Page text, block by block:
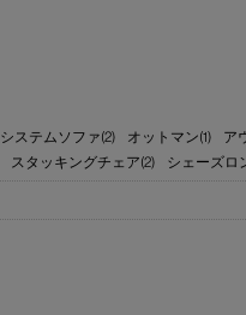
システムソファ(2) オットマン(1)
ア
スタッキングチェア(2) シェーズロ